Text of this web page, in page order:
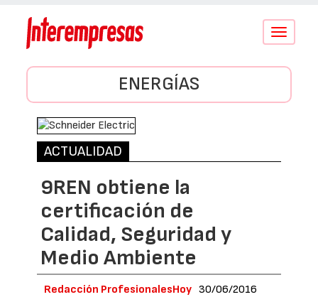
Conmutar
ENERGÍAS
ACTUALIDAD
9REN obtiene la
certificación de
Calidad, Seguridad y
Medio Ambiente
Redacción ProfesionalesHoy 30/06/2016